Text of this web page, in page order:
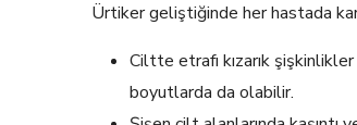
Ürtiker geliştiğinde her hastada
Ciltte etrafı kızarık
boyutlarda da olabilir.